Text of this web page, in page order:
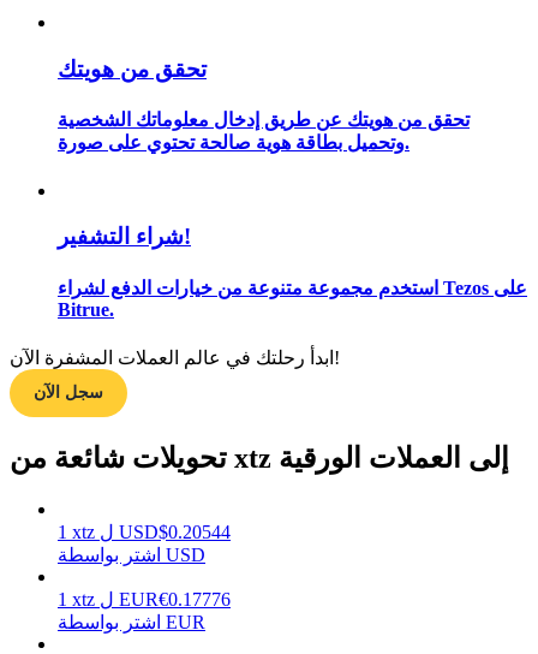
دليل المبتدئين للعقود الآجلة
استراتيجيات التداول
يكسب
تحقق من هويتك
تحقق من هويتك عن طريق إدخال معلوماتك الشخصية
وتحميل بطاقة هوية صالحة تحتوي على صورة.
شراء التشفير!
استخدم مجموعة متنوعة من خيارات الدفع لشراء Tezos على
Bitrue.
ابدأ رحلتك في عالم العملات المشفرة الآن!
سجل الآن
تحويلات شائعة من xtz إلى العملات الورقية
1 xtz ل USD$0.20544
اشتر بواسطة USD
1 xtz ل EUR€0.17776
اشتر بواسطة EUR